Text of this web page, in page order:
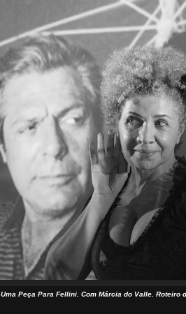
Uma Peça Para Fellini. Com Márcia do Valle.